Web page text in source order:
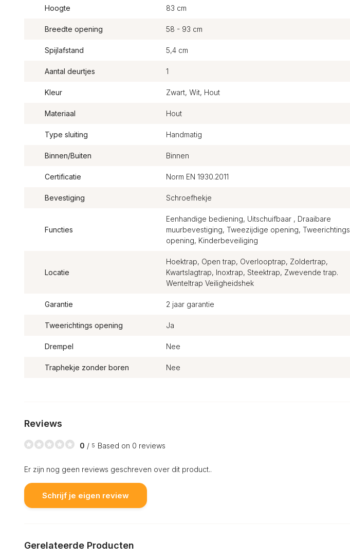
Hoogte 83 cm
Breedte opening 58 - 93 cm
Spijlafstand 5,4 cm
Aantal deurtjes 1
Kleur Zwart, Wit, Hout
Materiaal Hout
Type sluiting Handmatig
Binnen/Buiten Binnen
Certificatie Norm EN 1930.2011
Bevestiging Schroefhekje
Functies
Eenhandige bediening, Uitschuifbaar , Draaibare
muurbevestiging, Tweezijdige opening, Tweerichtings
opening, Kinderbeveiliging
Locatie
Hoektrap, Open trap, Overlooptrap, Zoldertrap,
Kwartslagtrap, Inoxtrap, Steektrap, Zwevende trap.
Wenteltrap Veiligheidshek
Garantie 2 jaar garantie
Tweerichtings opening Ja
Drempel Nee
Traphekje zonder boren Nee
Reviews
0 / 5 Based on 0 reviews
Er zijn nog geen reviews geschreven over dit product..
Schrijf je eigen review
Gerelateerde Producten